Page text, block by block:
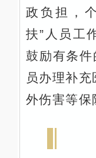
政负担，
扶”人员工
鼓励有条件
员办理补
外伤害等保